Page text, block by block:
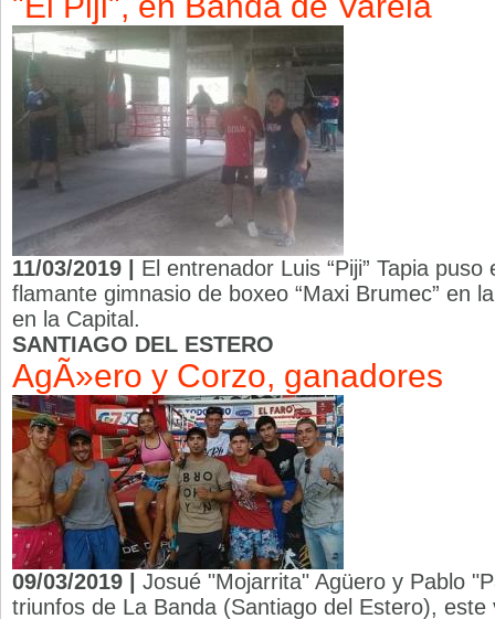
11/03/2019 | El entrenador Luis “Piji” Tapia
flamante gimnasio de boxeo “Maxi Brumec” en
en la Capital.
SANTIAGO DEL ESTERO
AgÃ»ero y Corzo, ganadores
09/03/2019 | Josué "Mojarrita" Agüero y Pablo
triunfos de La Banda (Santiago del Estero),